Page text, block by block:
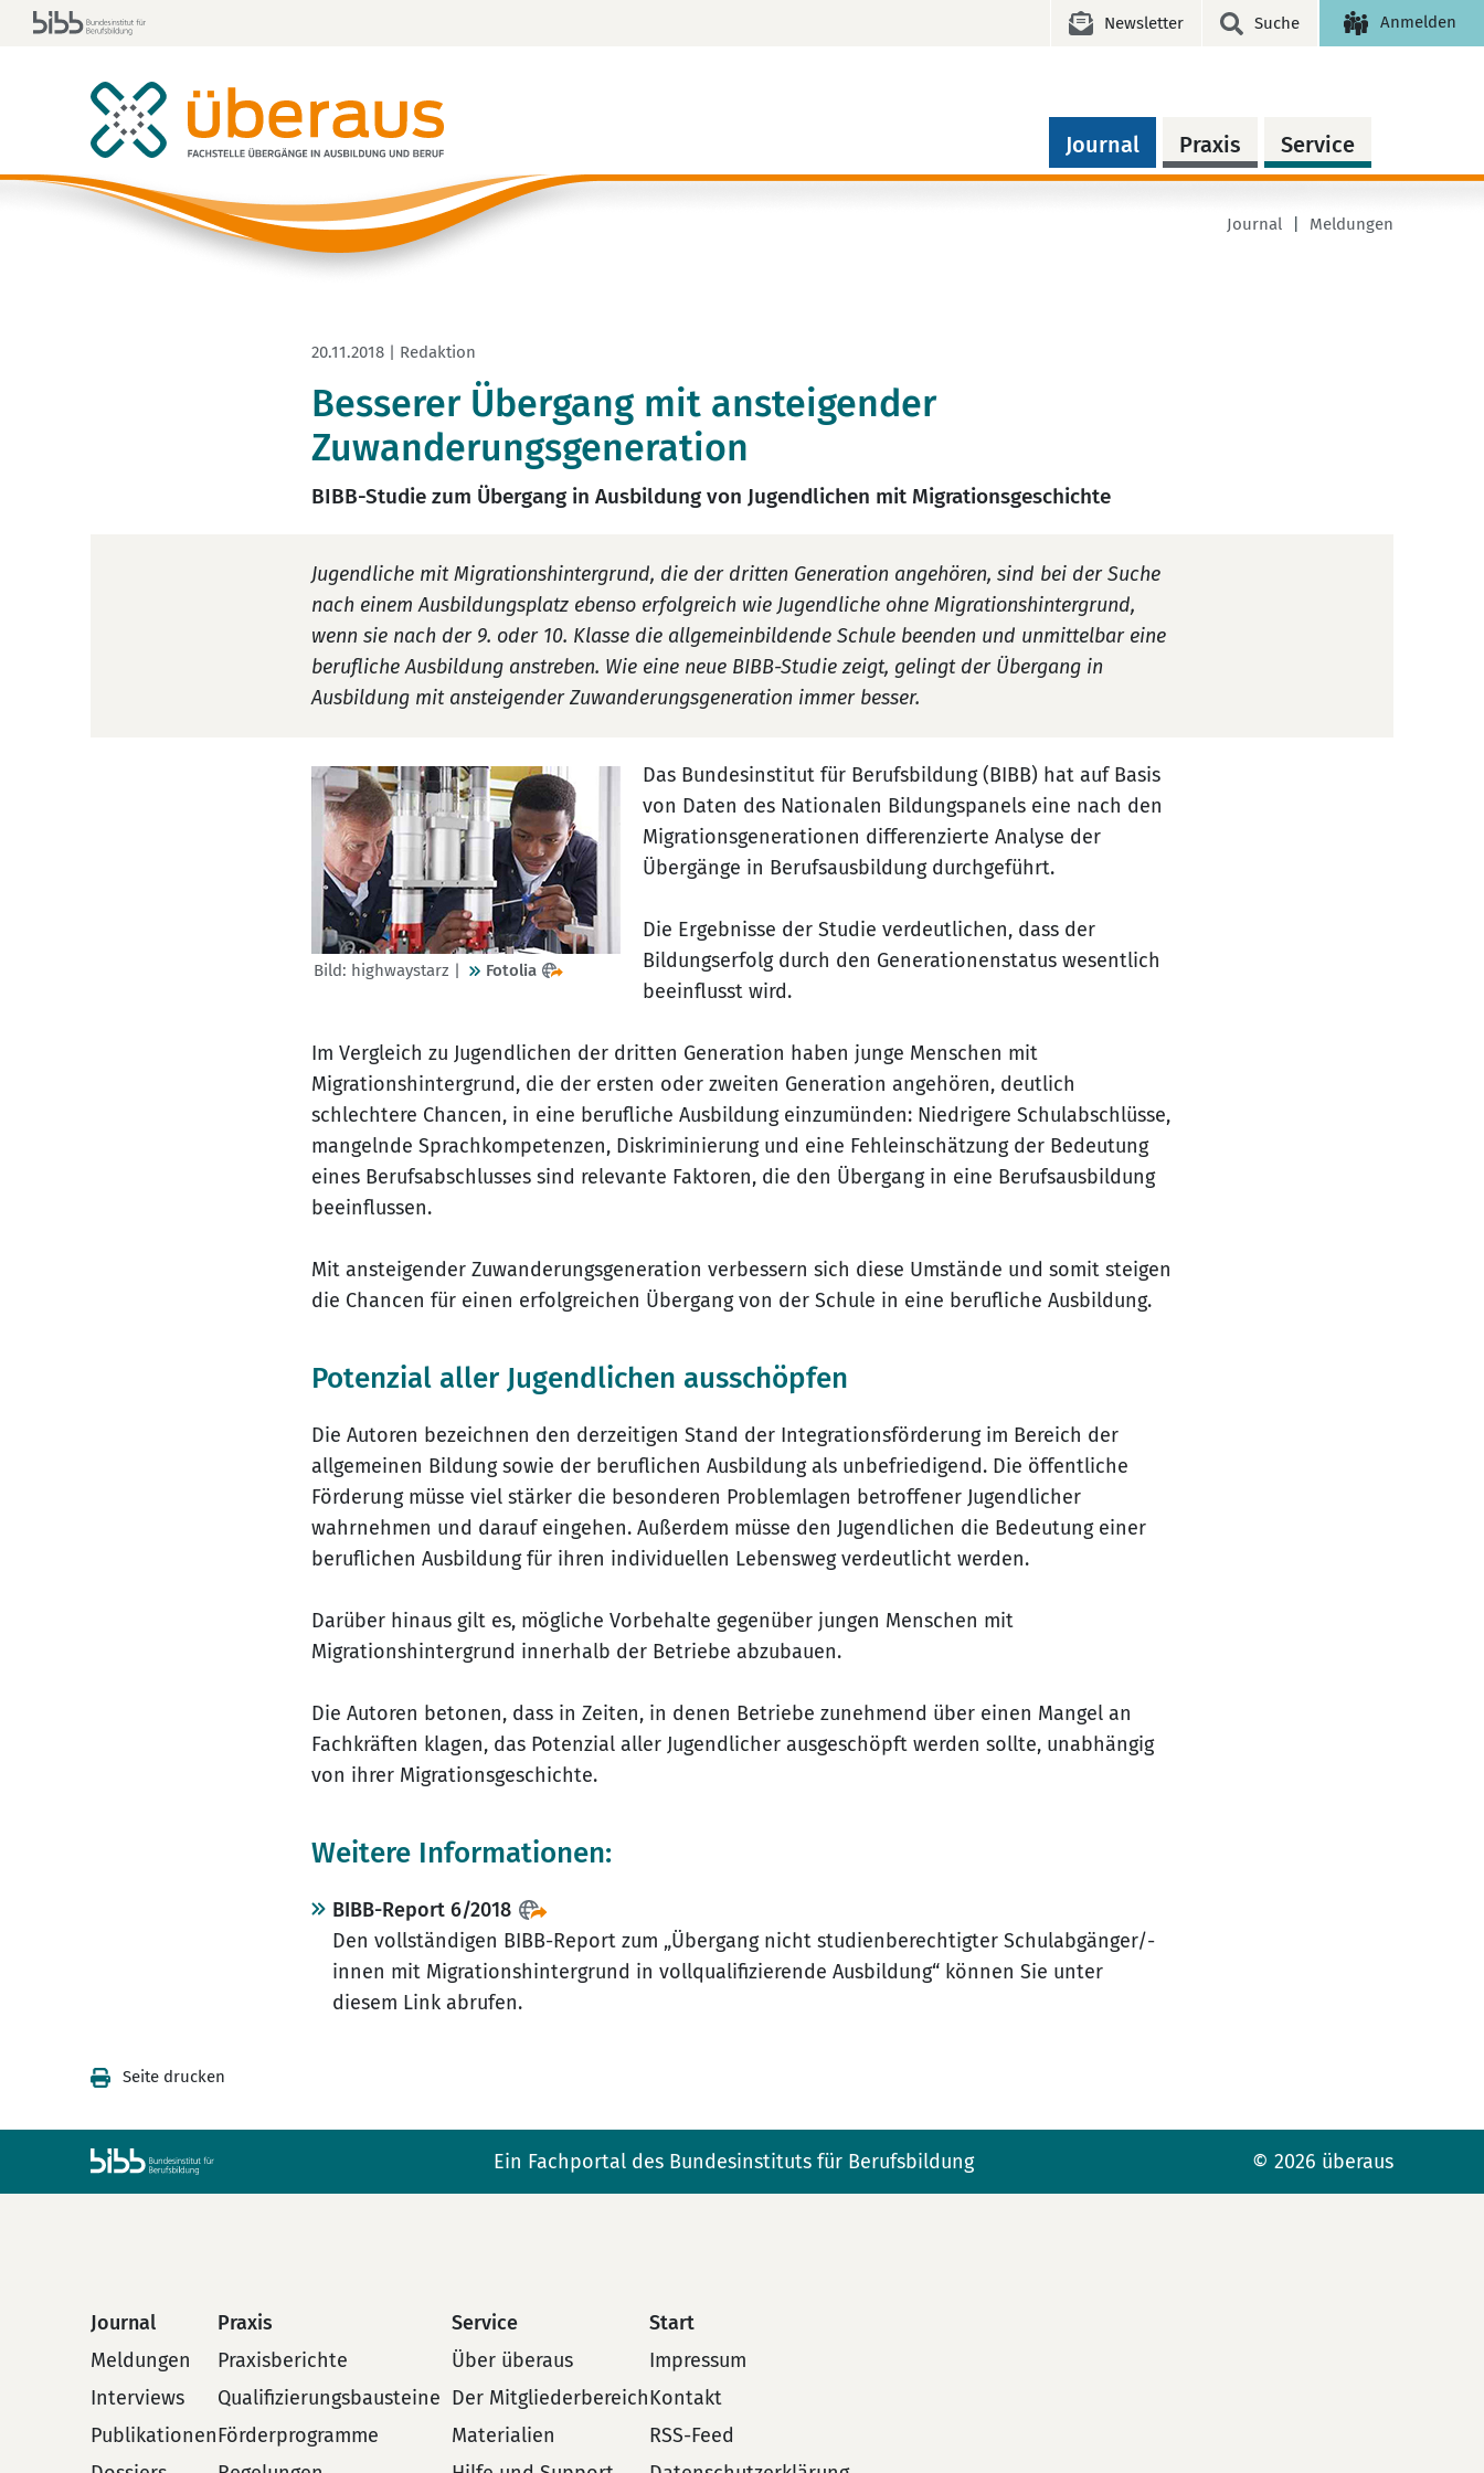
Newsletter Suche Anmelden
Journal Praxis Service
Journal Meldungen
20.11.2018 | Redaktion
Besserer Übergang mit ansteigender
Zuwanderungsgeneration
BIBB-Studie zum Übergang in Ausbildung von Jugendlichen mit Migrationsgeschichte
Jugendliche mit Migrationshintergrund, die der dritten Generation angehören, sind bei der Suche
nach einem Ausbildungsplatz ebenso erfolgreich wie Jugendliche ohne Migrationshintergrund,
wenn sie nach der 9. oder 10. Klasse die allgemeinbildende Schule beenden und unmittelbar eine
berufliche Ausbildung anstreben. Wie eine neue BIBB-Studie zeigt, gelingt der Übergang in
Ausbildung mit ansteigender Zuwanderungsgeneration immer besser.
Bild: highwaystarz | Fotolia
Das Bundesinstitut für Berufsbildung (BIBB) hat auf Basis
von Daten des Nationalen Bildungspanels eine nach den
Migrationsgenerationen differenzierte Analyse der
Übergänge in Berufsausbildung durchgeführt.
Die Ergebnisse der Studie verdeutlichen, dass der
Bildungserfolg durch den Generationenstatus wesentlich
beeinflusst wird.
Im Vergleich zu Jugendlichen der dritten Generation haben junge Menschen mit
Migrationshintergrund, die der ersten oder zweiten Generation angehören, deutlich
schlechtere Chancen, in eine berufliche Ausbildung einzumünden: Niedrigere Schulabschlüsse,
mangelnde Sprachkompetenzen, Diskriminierung und eine Fehleinschätzung der Bedeutung
eines Berufsabschlusses sind relevante Faktoren, die den Übergang in eine Berufsausbildung
beeinflussen.
Mit ansteigender Zuwanderungsgeneration verbessern sich diese Umstände und somit steigen
die Chancen für einen erfolgreichen Übergang von der Schule in eine berufliche Ausbildung.
Potenzial aller Jugendlichen ausschöpfen
Die Autoren bezeichnen den derzeitigen Stand der Integrationsförderung im Bereich der
allgemeinen Bildung sowie der beruflichen Ausbildung als unbefriedigend. Die öffentliche
Förderung müsse viel stärker die besonderen Problemlagen betroffener Jugendlicher
wahrnehmen und darauf eingehen. Außerdem müsse den Jugendlichen die Bedeutung einer
beruflichen Ausbildung für ihren individuellen Lebensweg verdeutlicht werden.
Darüber hinaus gilt es, mögliche Vorbehalte gegenüber jungen Menschen mit
Migrationshintergrund innerhalb der Betriebe abzubauen.
Die Autoren betonen, dass in Zeiten, in denen Betriebe zunehmend über einen Mangel an
Fachkräften klagen, das Potenzial aller Jugendlicher ausgeschöpft werden sollte, unabhängig
von ihrer Migrationsgeschichte.
Weitere Informationen:
BIBB-Report 6/2018
Den vollständigen BIBB-Report zum „Übergang nicht studienberechtigter Schulabgänger/-
innen mit Migrationshintergrund in vollqualifizierende Ausbildung“ können Sie unter
diesem Link abrufen.
Seite drucken
Ein Fachportal des Bundesinstituts für Berufsbildung © 2026 überaus
Journal
Meldungen
Interviews
Publikationen
Praxis
Praxisberichte
Qualifizierungsbausteine
Förderprogramme
Service
Über überaus
Der Mitgliederbereich
Materialien
Start
Impressum
Kontakt
RSS-Feed